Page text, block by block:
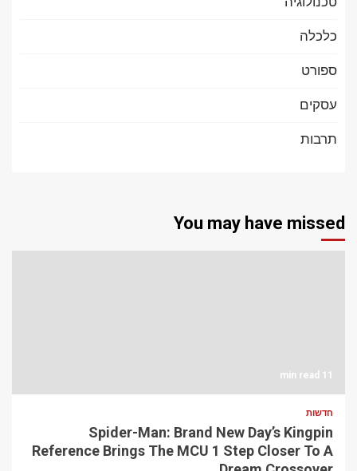
כלכלה
ספורט
עסקים
תרבות
You may have missed
11 min read
חדשות
Spider-Man: Brand New Day’s Kingpin
Reference Brings The MCU 1 Step Closer To A